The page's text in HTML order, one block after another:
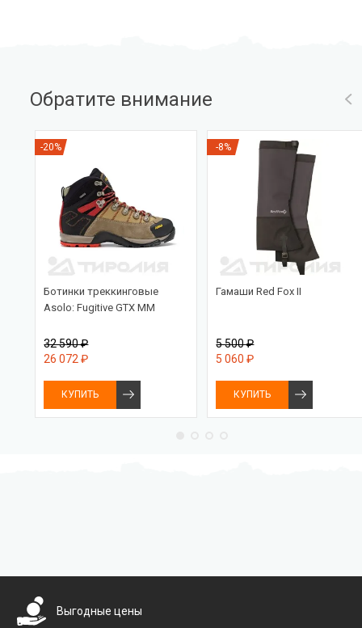
Обратите внимание
-20%
Ботинки треккинговые
Asolo: Fugitive GTX MM
32 590 ₽
26 072 ₽
КУПИТЬ
-8%
Гамаши Red Fox II
5 500 ₽
5 060 ₽
КУПИТЬ
Выгодные цены